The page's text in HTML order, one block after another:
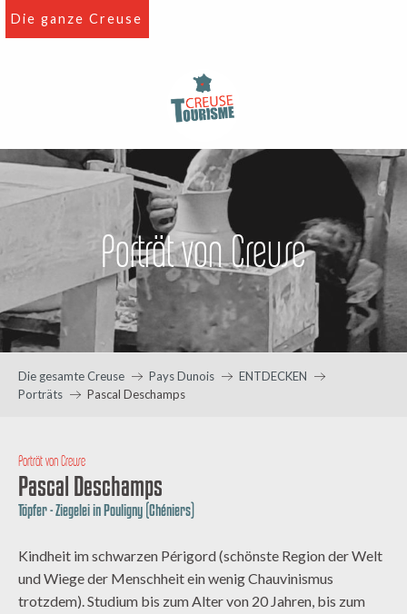
Aller
Die ganze Creuse
Porträt von Creuse
Die gesamte Creuse Pays Dunois
ENTDECKEN
Porträts
Pascal Deschamps
Porträt von Creuse
Pascal Deschamps
Töpfer - Ziegelei in Pouligny (Chéniers)
Kindheit im schwarzen Périgord (schönste Region der Welt
und Wiege der Menschheit ein wenig Chauvinismus
trotzdem). Studium bis zum Alter von 20 Jahren, bis zum